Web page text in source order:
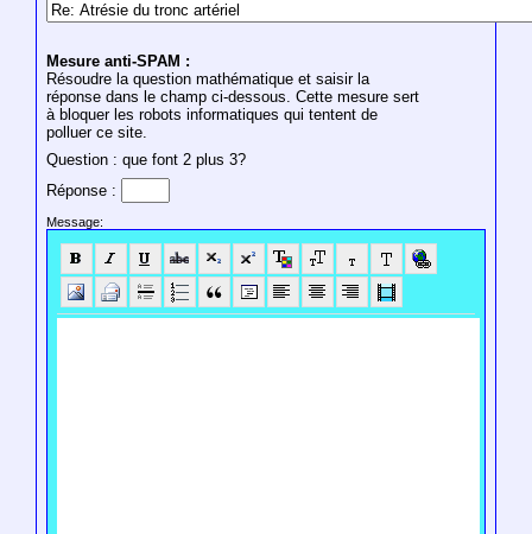
Mesure anti-SPAM :
Résoudre la question mathématique et saisir la
réponse dans le champ ci-dessous. Cette mesure sert
à bloquer les robots informatiques qui tentent de
polluer ce site.
Question : que font 2 plus 3?
Réponse :
Message: